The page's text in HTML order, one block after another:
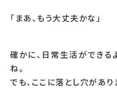
「まあ、もう大丈夫かな」
確かに、日常生活ができる
ね。
でも、ここに落とし穴があり